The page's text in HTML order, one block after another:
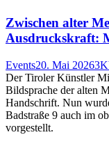
Zwischen alter
Ausdruckskraft:
Events20. Mai 20263K
Der Tiroler Künstler
Bildsprache der alten
Handschrift. Nun
Badstraße 9 auch im
vorgestellt.